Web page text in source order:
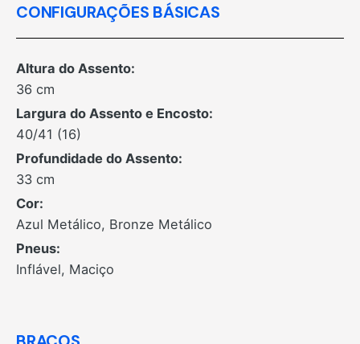
CONFIGURAÇÕES BÁSICAS
Altura do Assento:
36 cm
Largura do Assento e Encosto:
40/41 (16)
Profundidade do Assento:
33 cm
Cor:
Azul Metálico, Bronze Metálico
Pneus:
Inflável, Maciço